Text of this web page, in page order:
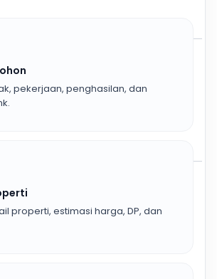
pekerjaan, penghasilan, dan
properti, estimasi harga, DP, dan